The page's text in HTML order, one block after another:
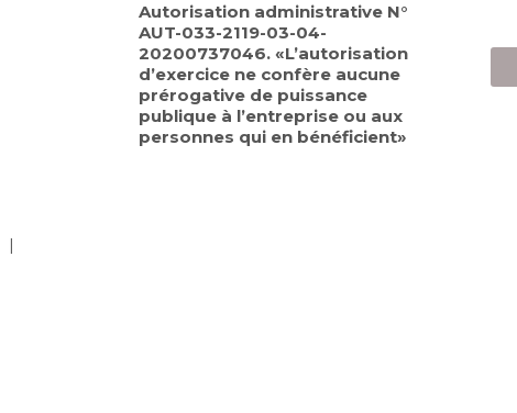
Autorisation administrative N°
AUT-033-2119-03-04-
20200737046. «L’autorisation
d’exercice ne confère aucune
prérogative de puissance
publique à l’entreprise ou aux
personnes qui en bénéficient»
|